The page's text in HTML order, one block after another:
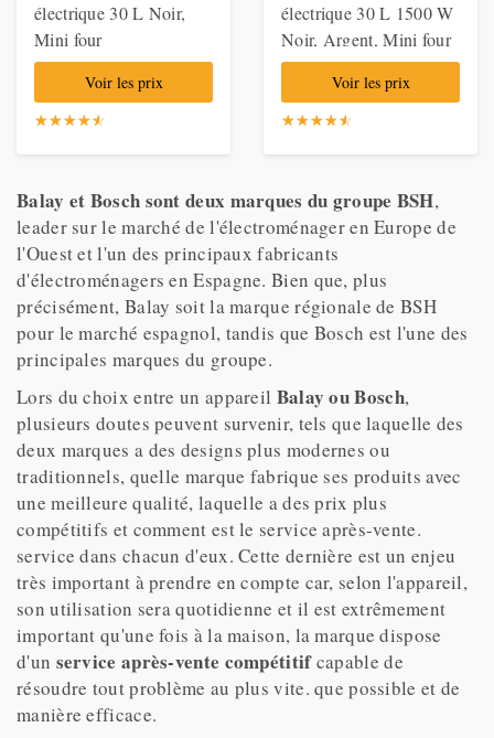
électrique 30 L Noir,
Mini four
Voir les prix
☆☆☆☆☆
★★★★★
électrique 30 L 1500 W
Noir, Argent, Mini four
Voir les prix
☆☆☆☆☆
★★★★★
Balay et Bosch sont deux marques du groupe BSH,
leader sur le marché de l'électroménager en Europe de
l'Ouest et l'un des principaux fabricants
d'électroménagers en Espagne. Bien que, plus
précisément, Balay soit la marque régionale de BSH
pour le marché espagnol, tandis que Bosch est l'une des
principales marques du groupe.
Lors du choix entre un appareil Balay ou Bosch,
plusieurs doutes peuvent survenir, tels que laquelle des
deux marques a des designs plus modernes ou
traditionnels, quelle marque fabrique ses produits avec
une meilleure qualité, laquelle a des prix plus
compétitifs et comment est le service après-vente.
service dans chacun d'eux. Cette dernière est un enjeu
très important à prendre en compte car, selon l'appareil,
son utilisation sera quotidienne et il est extrêmement
important qu'une fois à la maison, la marque dispose
d'un service après-vente compétitifcapable de
résoudre tout problème au plus vite. que possible et de
manière efficace.